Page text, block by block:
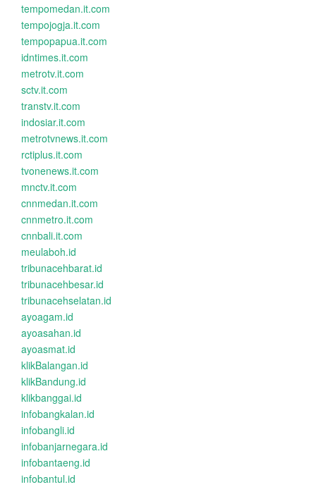
tempomedan.it.com
tempojogja.it.com
tempopapua.it.com
idntimes.it.com
metrotv.it.com
sctv.it.com
transtv.it.com
indosiar.it.com
metrotvnews.it.com
rctiplus.it.com
tvonenews.it.com
mnctv.it.com
cnnmedan.it.com
cnnmetro.it.com
cnnbali.it.com
meulaboh.id
tribunacehbarat.id
tribunacehbesar.id
tribunacehselatan.id
ayoagam.id
ayoasahan.id
ayoasmat.id
klikBalangan.id
klikBandung.id
klikbanggai.id
infobangkalan.id
infobangli.id
infobanjarnegara.id
infobantaeng.id
infobantul.id